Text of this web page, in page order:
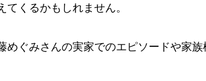
てくるかもしれません。
めぐみさんの実家でのエピソードや家